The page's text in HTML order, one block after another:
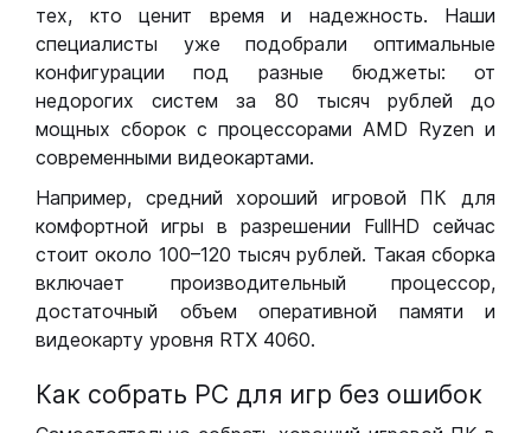
тех, кто ценит время и надежность. Наши
специалисты уже подобрали оптимальные
конфигурации под разные бюджеты: от
недорогих систем за 80 тысяч рублей до
мощных сборок с процессорами AMD Ryzen и
современными видеокартами.
Например, средний хороший игровой ПК для
комфортной игры в разрешении FullHD сейчас
стоит около 100–120 тысяч рублей. Такая сборка
включает производительный процессор,
достаточный объем оперативной памяти и
видеокарту уровня RTX 4060.
Как собрать РС для игр без ошибок